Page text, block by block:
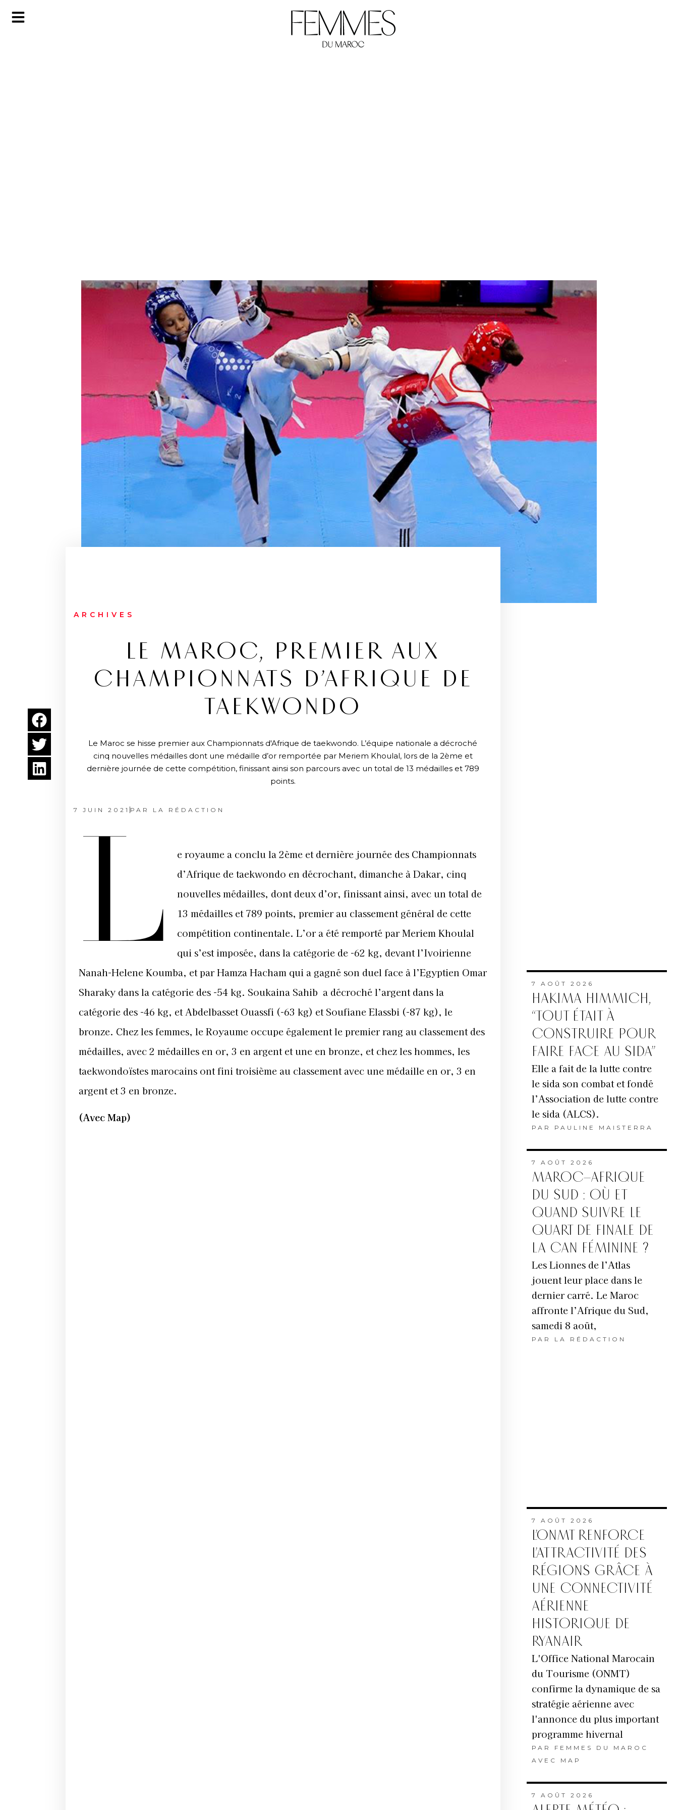
ARCHIVES
LE MAROC, PREMIER AUX
CHAMPIONNATS D’AFRIQUE DE
TAEKWONDO
Le Maroc se hisse premier aux Championnats d'Afrique de taekwondo. L’équipe nationale a décroché
cinq nouvelles médailles dont une médaille d’or remportée par Meriem Khoulal, lors de la 2ème et
dernière journée de cette compétition, finissant ainsi son parcours avec un total de 13 médailles et 789
points.
7 JUIN 2021 PAR LA RÉDACTION
L e royaume a conclu la 2ème et dernière journée des Championnats
d’Afrique de taekwondo en décrochant, dimanche à Dakar, cinq
nouvelles médailles, dont deux d’or, finissant ainsi, avec un total de
13 médailles et 789 points, premier au classement général de cette
compétition continentale. L’or a été remporté par Meriem Khoulal
qui s’est imposée, dans la catégorie de -62 kg, devant l’Ivoirienne
Nanah-Helene Koumba, et par Hamza Hacham qui a gagné son duel face à l’Egyptien Omar
Sharaky dans la catégorie des -54 kg. Soukaina Sahib a décroché l’argent dans la
catégorie des -46 kg, et Abdelbasset Ouassfi (-63 kg) et Soufiane Elassbi (-87 kg), le
bronze. Chez les femmes, le Royaume occupe également le premier rang au classement des
médailles, avec 2 médailles en or, 3 en argent et une en bronze, et chez les hommes, les
taekwondoïstes marocains ont fini troisième au classement avec une médaille en or, 3 en
argent et 3 en bronze.
(Avec Map)
7 AOÛT 2026
HAKIMA HIMMICH,
“TOUT ÉTAIT À
CONSTRUIRE POUR
FAIRE FACE AU SIDA”
Elle a fait de la lutte contre
le sida son combat et fondé
l’Association de lutte contre
le sida (ALCS).
PAR PAULINE MAISTERRA
7 AOÛT 2026
MAROC–AFRIQUE
DU SUD : OÙ ET
QUAND SUIVRE LE
QUART DE FINALE DE
LA CAN FÉMININE ?
Les Lionnes de l’Atlas
jouent leur place dans le
dernier carré. Le Maroc
affronte l’Afrique du Sud,
samedi 8 août,
PAR LA RÉDACTION
7 AOÛT 2026
L’ONMT RENFORCE
L’ATTRACTIVITÉ DES
RÉGIONS GRÂCE À
UNE CONNECTIVITÉ
AÉRIENNE
HISTORIQUE DE
RYANAIR
L'Office National Marocain
du Tourisme (ONMT)
confirme la dynamique de sa
stratégie aérienne avec
l'annonce du plus important
programme hivernal
PAR FEMMES DU MAROC
AVEC MAP
7 AOÛT 2026